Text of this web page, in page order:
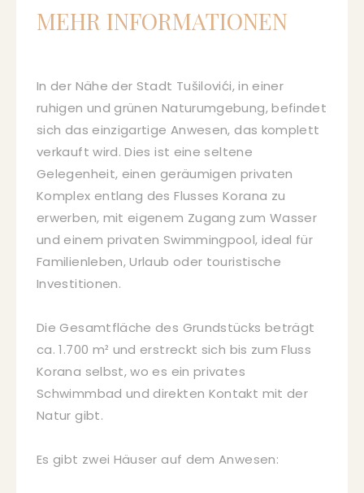
MEHR INFORMATIONEN
In der Nähe der Stadt Tušilovići, in einer
ruhigen und grünen Naturumgebung, befindet
sich das einzigartige Anwesen, das komplett
verkauft wird. Dies ist eine seltene
Gelegenheit, einen geräumigen privaten
Komplex entlang des Flusses Korana zu
erwerben, mit eigenem Zugang zum Wasser
und einem privaten Swimmingpool, ideal für
Familienleben, Urlaub oder touristische
Investitionen.
Die Gesamtfläche des Grundstücks beträgt
ca. 1.700 m² und erstreckt sich bis zum Fluss
Korana selbst, wo es ein privates
Schwimmbad und direkten Kontakt mit der
Natur gibt.
Es gibt zwei Häuser auf dem Anwesen: